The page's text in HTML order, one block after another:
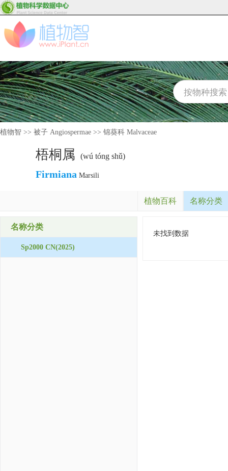
植物智 >> 被子 Angiospermae >> 锦葵科 Malvaceae
梧桐属 (wú tóng shǔ)
Firmiana Marsili
植物百科 名称分类
名称分类
Sp2000 CN(2025)
未找到数据